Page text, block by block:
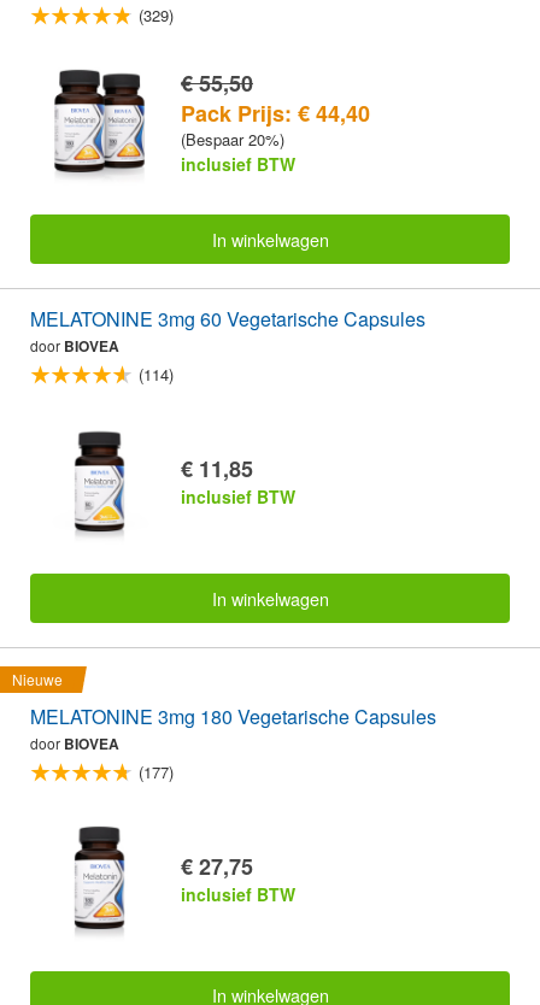
(329)
€ 55,50
Pack Prijs: € 44,40
(Bespaar 20%)
inclusief BTW
In winkelwagen
MELATONINE 3mg 60 Vegetarische Capsules
door BIOVEA
(114)
€ 11,85
inclusief BTW
In winkelwagen
Nieuwe
MELATONINE 3mg 180 Vegetarische Capsules
door BIOVEA
(177)
€ 27,75
inclusief BTW
In winkelwagen